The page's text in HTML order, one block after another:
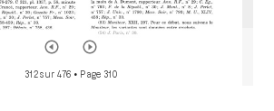
312 sur 476 • Page 310